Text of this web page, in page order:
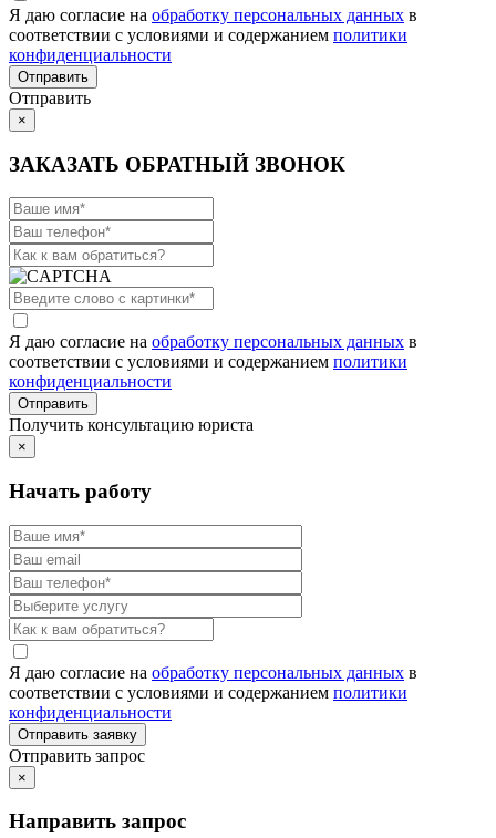
Я даю согласие на обработку персональных данных в
соответствии с условиями и содержанием политики
конфиденциальности
Отправить
×
ЗАКАЗАТЬ ОБРАТНЫЙ ЗВОНОК
Я даю согласие на обработку персональных данных в
соответствии с условиями и содержанием политики
конфиденциальности
Получить консультацию юриста
×
Начать работу
Я даю согласие на обработку персональных данных в
соответствии с условиями и содержанием политики
конфиденциальности
Отправить запрос
×
Направить запрос